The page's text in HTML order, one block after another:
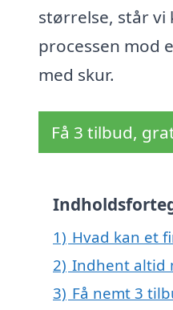
størrelse, står vi
processen mod
med skur.
Få 3 tilbud,
1) Hvad kan et
2) Indhent altid
3) Få nemt 3